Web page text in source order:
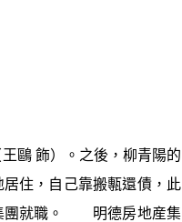
鷗 飾）。之後，柳青陽的
住，自己靠搬甎還債，此
集團就職。 明德房地産集